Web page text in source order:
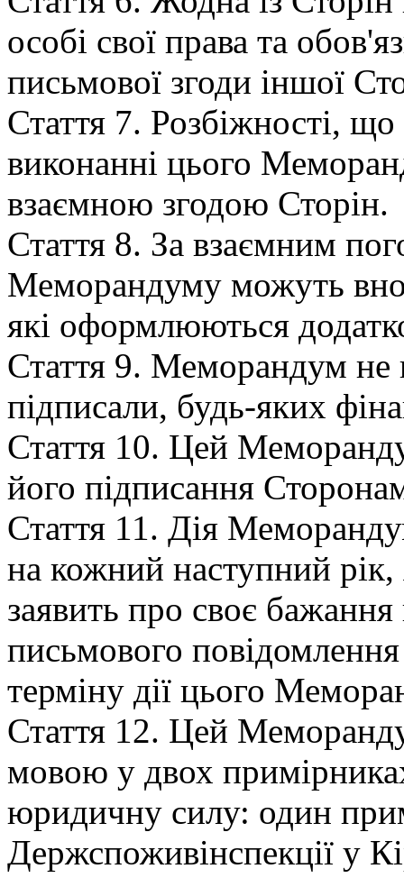
особі свої права та
письмової згоди іншої
Стаття 7. Розбіжності,
виконанні цього
взаємною згодою Сторін.
Стаття 8. За взаємним
Меморандуму можуть
які оформлюються
Стаття 9. Меморандум не
підписали, будь-яких
Стаття 10. Цей
його підписання
Стаття 11. Дія
на кожний наступний
заявить про своє
письмового
терміну дії цього
Стаття 12. Цей
мовою у двох
юридичну силу: один
Держспоживінспекції у